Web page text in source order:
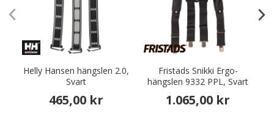
Helly Hansen hängslen 2.0,
Svart
465,00 kr
Fristads Snikki Ergo-
hängslen 9332 PPL, Svart
1.065,00 kr